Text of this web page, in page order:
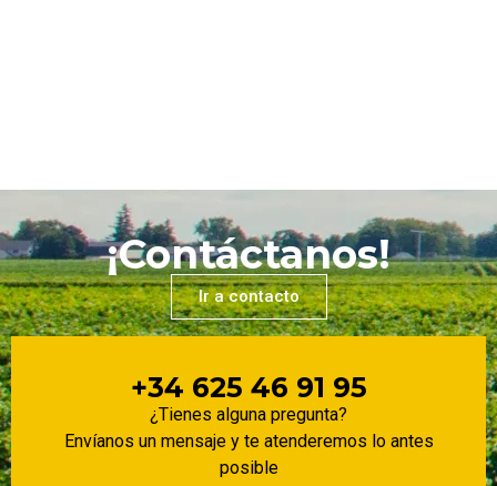
¡Contáctanos!
Ir a contacto
+34 625 46 91 95
¿Tienes alguna pregunta?
Envíanos un mensaje y te atenderemos lo antes
posible